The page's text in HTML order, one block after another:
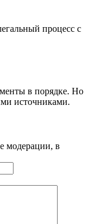
процесс с
в порядке. Но
источниками.
модерации, в